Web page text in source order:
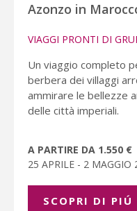
Azonzo in
VIAGGI PRONTI DI
Un viaggio completo
berbera dei villaggi
ammirare le bellezze
delle città imperiali.
A PARTIRE DA 1.550 €
25 APRILE - 2 MAGGIO
SCOPRI DI PIÚ